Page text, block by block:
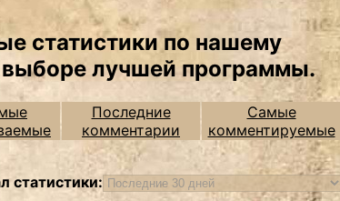
статистики по нашему
выборе лучшей программы.
Последние
комментарии
Самые
комментируемые
статистики: